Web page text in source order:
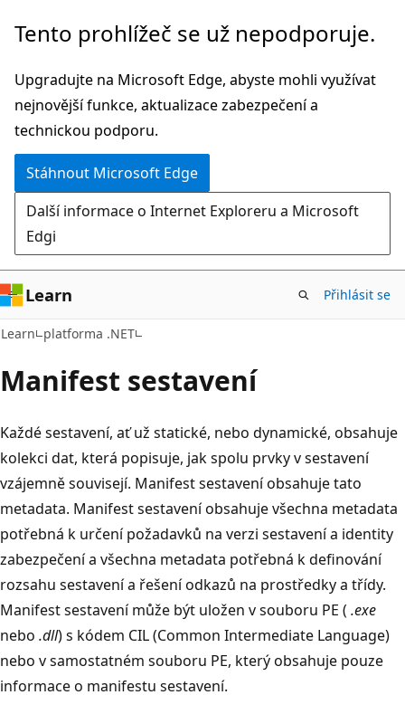
Přeskočit
hlavní
obsah
Tento prohlížeč se už nepodporuje.
Upgradujte na Microsoft Edge, abyste mohli využívat
nejnovější funkce, aktualizace zabezpečení a
technickou podporu.
Stáhnout Microsoft Edge
Další informace o Internet Exploreru a Microsoft
Edgi
Learn Přihlásit se
Learn platforma .NET
Manifest sestavení
Každé sestavení, ať už statické, nebo dynamické, obsahuje
kolekci dat, která popisuje, jak spolu prvky v sestavení
vzájemně souvisejí. Manifest sestavení obsahuje tato
metadata. Manifest sestavení obsahuje všechna metadata
potřebná k určení požadavků na verzi sestavení a identity
zabezpečení a všechna metadata potřebná k definování
rozsahu sestavení a řešení odkazů na prostředky a třídy.
Manifest sestavení může být uložen v souboru PE ( .exe
nebo .dll) s kódem CIL (Common Intermediate Language)
nebo v samostatném souboru PE, který obsahuje pouze
informace o manifestu sestavení.